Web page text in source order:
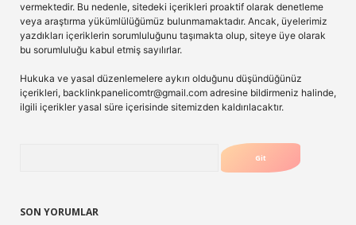
vermektedir. Bu nedenle, sitedeki içerikleri proaktif olarak denetleme
veya araştırma yükümlülüğümüz bulunmamaktadır. Ancak, üyelerimiz
yazdıkları içeriklerin sorumluluğunu taşımakta olup, siteye üye olarak
bu sorumluluğu kabul etmiş sayılırlar.
Hukuka ve yasal düzenlemelere aykırı olduğunu düşündüğünüz
içerikleri, backlinkpanelicomtr@gmail.com adresine bildirmeniz halinde,
ilgili içerikler yasal süre içerisinde sitemizden kaldırılacaktır.
SON YORUMLAR